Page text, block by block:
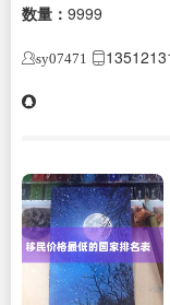
数量： 9999
sy07471